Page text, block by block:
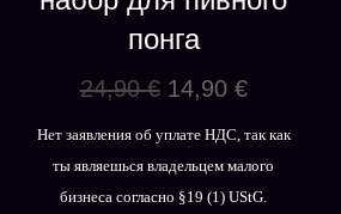
понга
24,90€ Первоначальная
составляла
24,90 €.
14,90 €Текущая
Нет заявления об уплате НДС, так как
ты являешься владельцем малого
бизнеса согласно §19 (1) UStG.